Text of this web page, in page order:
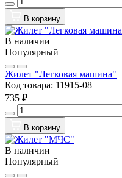
В корзину
В наличии
Популярный
Жилет "Легковая машина"
Код товара: 11915-08
735 ₽
В корзину
В наличии
Популярный